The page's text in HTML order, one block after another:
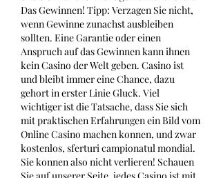
Das Gewinnen! Tipp: Verzagen Sie nicht,
wenn Gewinne zunachst ausbleiben
sollten. Eine Garantie oder einen
Anspruch auf das Gewinnen kann ihnen
kein Casino der Welt geben. Casino ist
und bleibt immer eine Chance, dazu
gehort in erster Linie Gluck. Viel
wichtiger ist die Tatsache, dass Sie sich
mit praktischen Erfahrungen ein Bild vom
Online Casino machen konnen, und zwar
kostenlos, sferturi campionatul mondial.
Sie konnen also nicht verlieren! Schauen
Sie auf unserer Seite, jedes Casino ist mit